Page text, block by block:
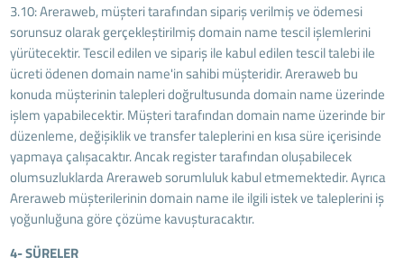
3.10: Areraweb, müşteri tarafından sipariş verilmiş ve ödemesi
sorunsuz olarak gerçekleştirilmiş domain name tescil işlemlerini
yürütecektir. Tescil edilen ve sipariş ile kabul edilen tescil talebi ile
ücreti ödenen domain name'in sahibi müşteridir. Areraweb bu
konuda müşterinin talepleri doğrultusunda domain name üzerinde
işlem yapabilecektir. Müşteri tarafından domain name üzerinde bir
düzenleme, değişiklik ve transfer taleplerini en kısa süre içerisinde
yapmaya çalışacaktır. Ancak register tarafından oluşabilecek
olumsuzluklarda Areraweb sorumluluk kabul etmemektedir. Ayrıca
Areraweb müşterilerinin domain name ile ilgili istek ve taleplerini iş
yoğunluğuna göre çözüme kavuşturacaktır.
4- SÜRELER